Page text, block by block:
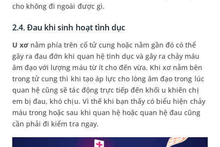
cho không đi ngoài được gì.
2.4. Đau khi sinh hoạt tình dục
U xơ nằm phía trên cổ tử cung hoặc nằm gần đó có thể
gây ra đau đớn khi quan hệ tình dục và gây ra chảy máu
âm đạo với lượng máu từ ít cho đến vừa. Khi xơ nằm bên
trong tử cung thì khi tạo áp lực cho lòng âm đạo trong lúc
quan hệ cũng sẽ tác động trực tiếp đến khối u khiến chị
em bị đau, khó chịu. Vì thế khi bạn thấy có biểu hiện chảy
máu trong hoặc sau khi quan hệ hoặc quan hệ đau cũng
cần phải đi kiểm tra ngay.